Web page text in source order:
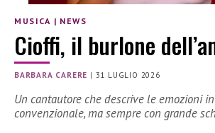
MUSICA | NEWS
Cioffi, il burlone
BARBARA CARERE | 31 LUGLIO 2026
Un cantautore che descrive le emozioni
convenzionale, ma sempre con grande